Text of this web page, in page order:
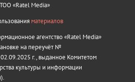
«Ratel Media»
материалов
агентство «Ratel Media»
на переучёт №
г., выданное Комитетом
культуры и информации